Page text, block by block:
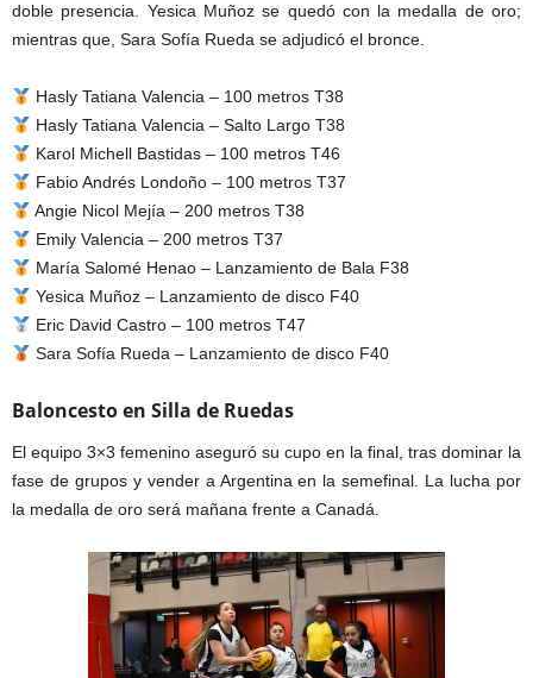
doble presencia. Yesica Muñoz se quedó con la medalla de oro;
mientras que, Sara Sofía Rueda se adjudicó el bronce.
Hasly Tatiana Valencia – 100 metros T38
Hasly Tatiana Valencia – Salto Largo T38
Karol Michell Bastidas – 100 metros T46
Fabio Andrés Londoño – 100 metros T37
Angie Nicol Mejía – 200 metros T38
Emily Valencia – 200 metros T37
María Salomé Henao – Lanzamiento de Bala F38
Yesica Muñoz – Lanzamiento de disco F40
Eric David Castro – 100 metros T47
Sara Sofía Rueda – Lanzamiento de disco F40
Baloncesto en Silla de Ruedas
El equipo 3×3 femenino aseguró su cupo en la final, tras dominar la
fase de grupos y vender a Argentina en la semefinal. La lucha por
la medalla de oro será mañana frente a Canadá.